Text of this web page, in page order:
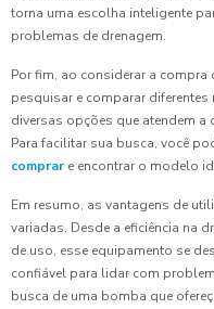
torna uma escolha inteligente
problemas de drenagem.
Por fim, ao considerar a
pesquisar e comparar
diversas opções que atendem a
Para facilitar sua busca, você
comprar e encontrar o modelo
Em resumo, as vantagens de
variadas. Desde a eficiência na
de uso, esse equipamento se
confiável para lidar com
busca de uma bomba que